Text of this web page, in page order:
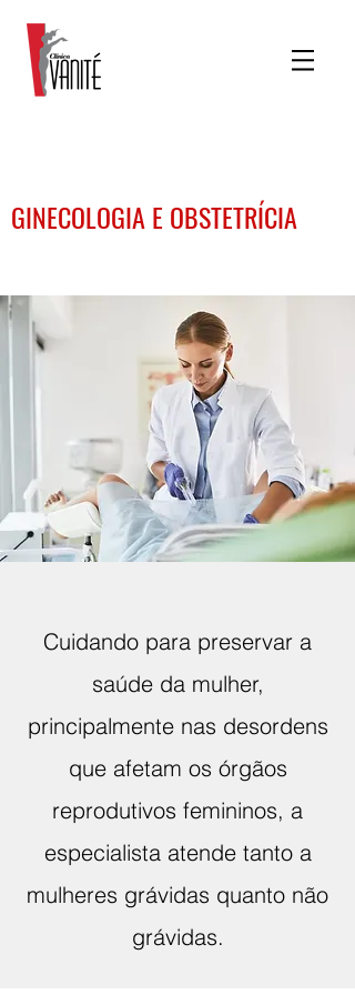
GINECOLOGIA E OBSTETRÍCIA
Cuidando para preservar a
saúde da mulher,
principalmente nas desordens
que afetam os órgãos
reprodutivos femininos, a
especialista atende tanto a
mulheres grávidas quanto não
grávidas.